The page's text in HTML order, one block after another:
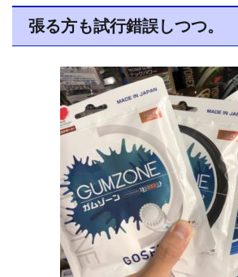
張る方も試行錯誤しつつ。